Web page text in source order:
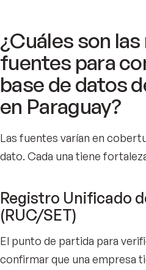
¿Cuáles son
fuentes para
base de datos
en Paraguay?
Las fuentes varían en
dato. Cada una tiene
Registro Unificado
(RUC/SET)
El punto de partida para
confirmar que una empresa